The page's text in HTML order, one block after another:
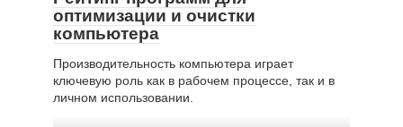
оптимизации и очистки
компьютера
Производительность компьютера играет
ключевую роль как в рабочем процессе, так и в
личном использовании.